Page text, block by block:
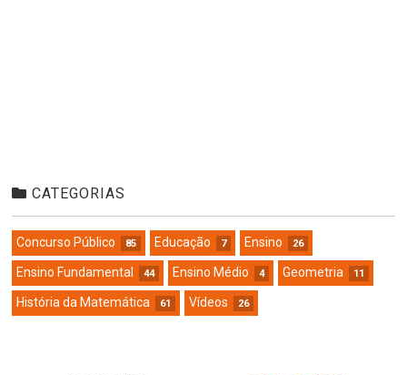
CATEGORIAS
Concurso Público 85 Educação 7 Ensino 26
Ensino Fundamental 44 Ensino Médio 4 Geometria 11
História da Matemática 61 Vídeos 26